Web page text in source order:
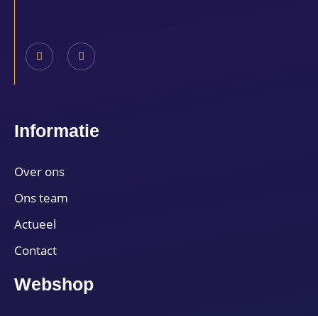
Informatie
Over ons
Ons team
Actueel
Contact
Webshop